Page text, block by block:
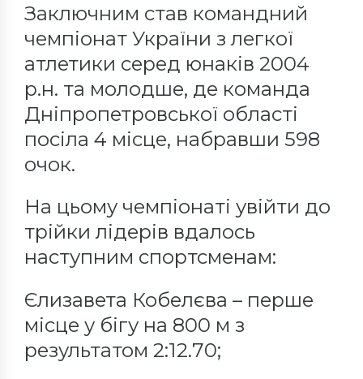
Заключним став командний
чемпіонат України з легкої
атлетики серед юнаків 2004
р.н. та молодше, де команда
Дніпропетровської області
посіла 4 місце, набравши 598
очок.
На цьому чемпіонаті увійти до
трійки лідерів вдалось
наступним спортсменам:
Єлизавета Кобелєва – перше
місце у бігу на 800 м з
результатом 2:12.70;